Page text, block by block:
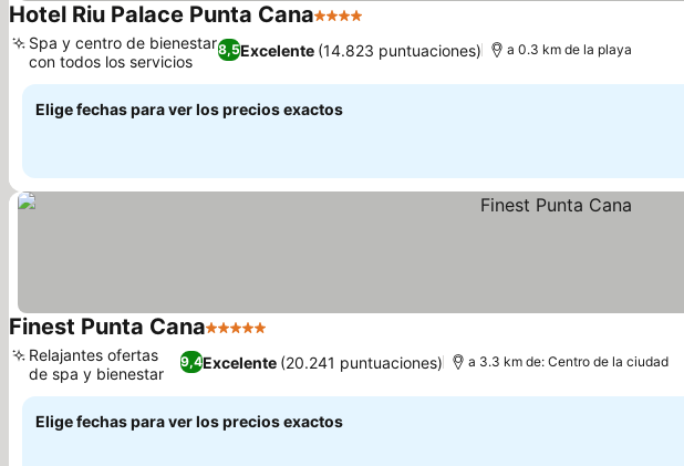
Hotel Riu Palace Punta Cana4 Estrellas
8,5Excelente (14.823 puntuaciones)
Spa y centro de bienestar
con todos los servicios
a 0.3 km de la playa
Elige fechas para ver los precios exactos
Finest Punta Cana5 Estrellas
9,4Excelente (20.241 puntuaciones)
Relajantes ofertas
de spa y bienestar
a 3.3 km de: Centro de la ciudad
Elige fechas para ver los precios exactos